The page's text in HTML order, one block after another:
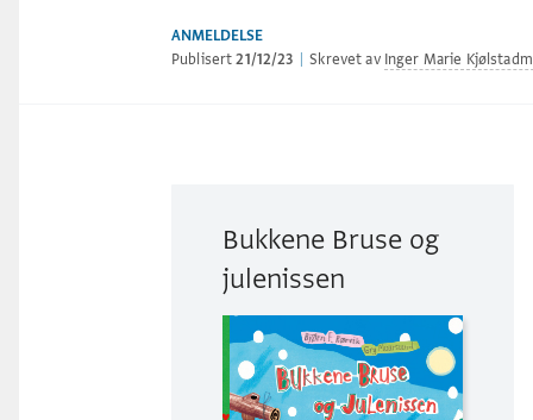
ANMELDELSE
Publisert21/12/23 Skrevet av Inger Marie
Bukkene Bruse og
julenissen